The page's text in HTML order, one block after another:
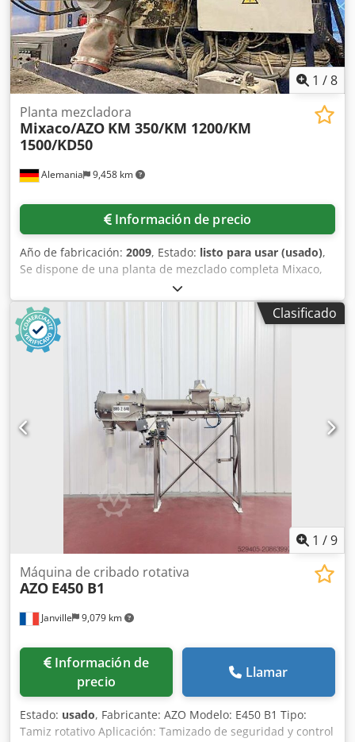
1 /8
Alemania 9,458 km
Planta mezcladora
Mixaco/AZO KM 350/KM 1200/KM
1500/KD50
Información de precio
Año de fabricación: 2009, Estado: listo para usar (usado),
Se dispone de una planta de mezclado completa Mixaco,
incluyendo un sistema de pesaje multicomponente AZO. 1)
Sistema de pesaje AZO con una báscula integrada en la
tolva y una báscula de precisión externa. Medios: 2,
consulta de llenado: disponible, interfaz: Mixaco, año de
fabricación: 2009. 2) Planta de mezcla Mixaco, equipo de
caliente/enfriado/trough, posibilidad de envasado: Big
Bags/Octabins. Todas las unidades de este sistema han
sido mantenidas regularmente. Documentación
disponible. Posibilidad de inspección in situ. Dsdpfxsy Nna
Clasificado
1 /9
Janville 9,079 km
Máquina de cribado rotativa
AZO E450 B1
Información de
precio
Llamar
Estado: usado, Fabricante: AZO Modelo: E450 B1 Tipo:
Tamiz rotativo Aplicación: Tamizado de seguridad y control